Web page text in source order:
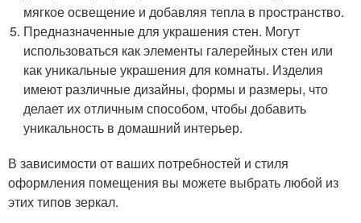
мягкое освещение и добавляя тепла в пространство.
Предназначенные для украшения стен. Могут
использоваться как элементы галерейных стен или
как уникальные украшения для комнаты. Изделия
имеют различные дизайны, формы и размеры, что
делает их отличным способом, чтобы добавить
уникальность в домашний интерьер.
В зависимости от ваших потребностей и стиля
оформления помещения вы можете выбрать любой из
этих типов зеркал.